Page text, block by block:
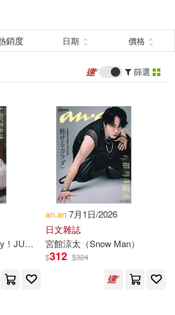
圖書(114)
誌(125)
Ameri(7)
Gabriel J.(7)
銷度 日期 價格
篩選
山田涼介（Hey！Say！JUMP）
an.an7月1日/2026
日文雜誌
宮館涼太（Snow Man）
$312 $324